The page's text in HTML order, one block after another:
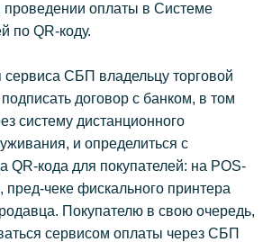
проведении оплаты в Системе
по QR-коду.
СБП владельцу торговой
договор с банком, в том
систему дистанционного
и определиться с
кода для покупателей: на POS-
пред-чеке фискального принтера
Покупателю в свою очередь,
сервисом оплаты через СБП